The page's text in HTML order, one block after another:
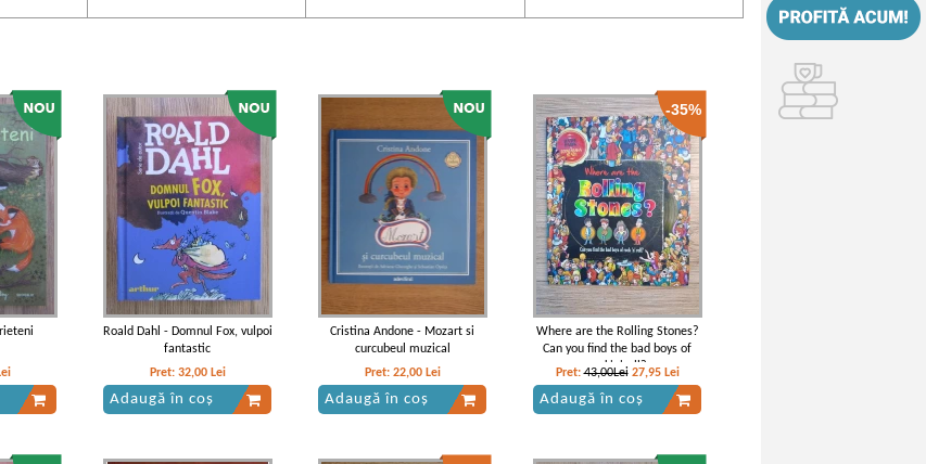
Roald Dahl - Domnul Fox, vulpoi
fantastic
Pret: 32,00 Lei
Adaugă în coș
Cristina Andone - Mozart si
curcubeul muzical
Pret: 22,00 Lei
Adaugă în coș
-35%
Where are the Rolling Stones?
Can you find the bad boys of
rock'n'roll?
Pret:43,00Lei 27,95 Lei
Adaugă în coș